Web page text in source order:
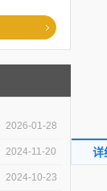
2026-01-28
2024-11-20
2024-10-23
详